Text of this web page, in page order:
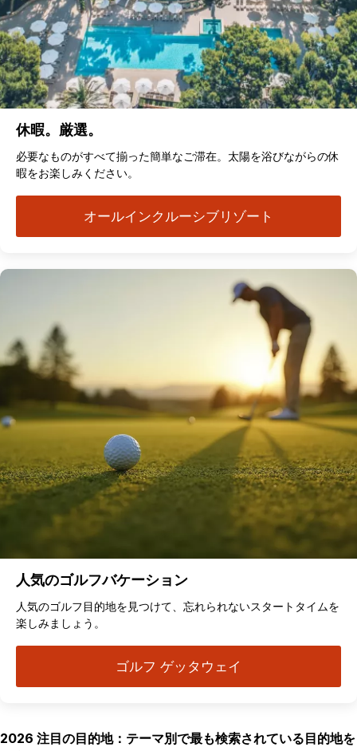
休暇。厳選。
必要なものがすべて揃った簡単なご滞在。太陽を浴びながらの休
暇をお楽しみください。
オールインクルーシブリゾート
人気のゴルフバケーション
人気のゴルフ目的地を見つけて、忘れられないスタートタイムを
楽しみましょう。
ゴルフ ゲッタウェイ
2026 注目の目的地：テーマ別で最も検索されている目的地を